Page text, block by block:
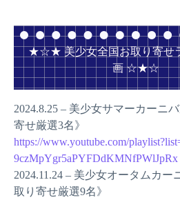
★☆★ 美少女全国お取り寄せ
画 ☆★☆
2024.8.25 – 美少女サマーカーニ
寄せ厳選3名》
https://www.youtube.com/
9czMpYgr5aPYFDdKMNfPWlJpRx
2024.11.24 – 美少女オータムカー
取り寄せ厳選9名》